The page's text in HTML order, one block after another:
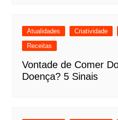
Atualidades Criatividade
Receitas
Vontade de Comer
Doença? 5 Sinais